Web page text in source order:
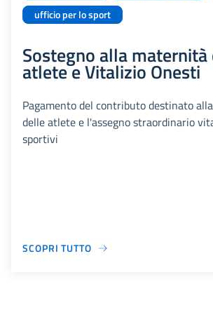
ufficio per lo sport
Sostegno alla
atlete e Vitalizio Onesti
Pagamento del contributo destinato
delle atlete e l'assegno straordinario
sportivi
SCOPRI TUTTO